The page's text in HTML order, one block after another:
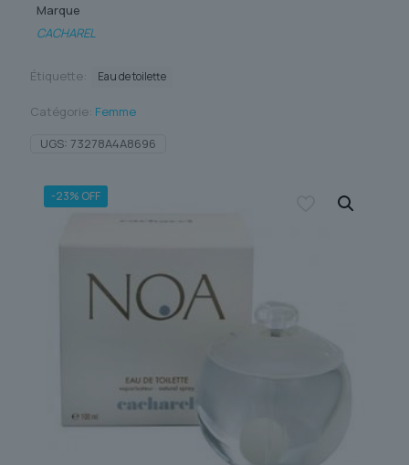
-23% OFF
Marque
CACHAREL
Étiquette: Eau de toilette
Catégorie: Femme
UGS: 73278A4A8696